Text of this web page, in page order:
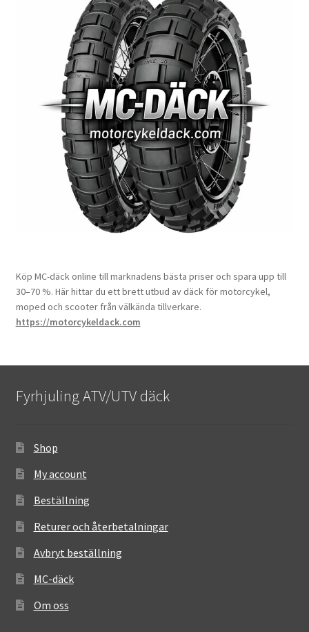
Köp MC-däck online till marknadens bästa priser och spara upp till
30–70 %. Här hittar du ett brett utbud av däck för motorcykel,
moped och scooter från välkända tillverkare.
https://motorcykeldack.com
Fyrhjuling ATV/UTV däck
Shop
My account
Beställning
Returer och återbetalningar
Avbryt beställning
MC-däck
Om oss